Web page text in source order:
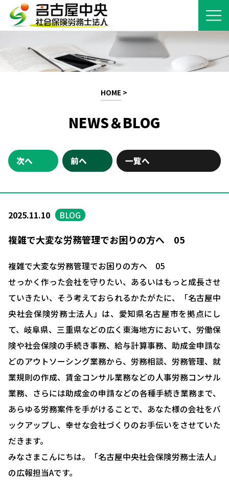
HOME >
NEWS＆BLOG
次へ 前へ 一覧へ
2025.11.10 BLOG
複雑で大変な労務管理でお困りの方へ 05
複雑で大変な労務管理でお困りの方へ 05
せっかく作った会社を守りたい、あるいはもっと成長させ
ていきたい、そう考えておられるかたがたに、「名古屋中
央社会保険労務士法人」は、愛知県名古屋市を拠点にし
て、岐阜県、三重県などの広く東海地方において、労働保
険や社会保険の手続き事務、給与計算事務、助成金申請な
どのアウトソーシング業務から、労務相談、労務管理、就
業規則の作成、賃金コンサル業務などの人事労務コンサル
業務、さらには助成金の申請などの各種手続き業務まで、
あらゆる労務案件を手がけることで、あなた様の会社をバ
ックアップし、幸せな会社づくりのお手伝いをさせていた
だきます。
みなさまこんにちは。「名古屋中央社会保険労務士法人」
の広報担当Aです。